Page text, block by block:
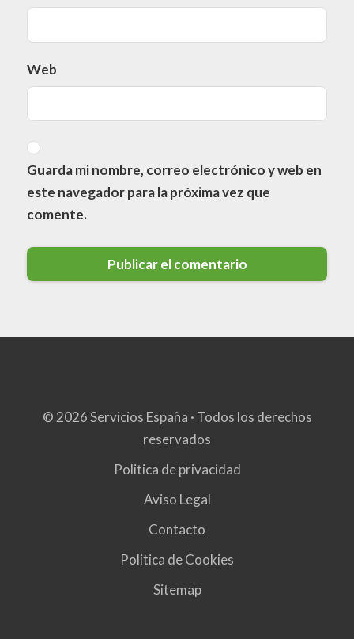
Web
Guarda mi nombre, correo electrónico y web en
este navegador para la próxima vez que
comente.
© 2026 Servicios España · Todos los derechos
reservados
Politica de privacidad
Aviso Legal
Contacto
Politica de Cookies
Sitemap